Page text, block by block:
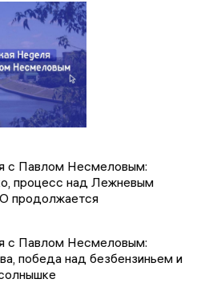
с Павлом Несмеловым:
процесс над Лежневым
продолжается
с Павлом Несмеловым:
победа над безбензиньем и